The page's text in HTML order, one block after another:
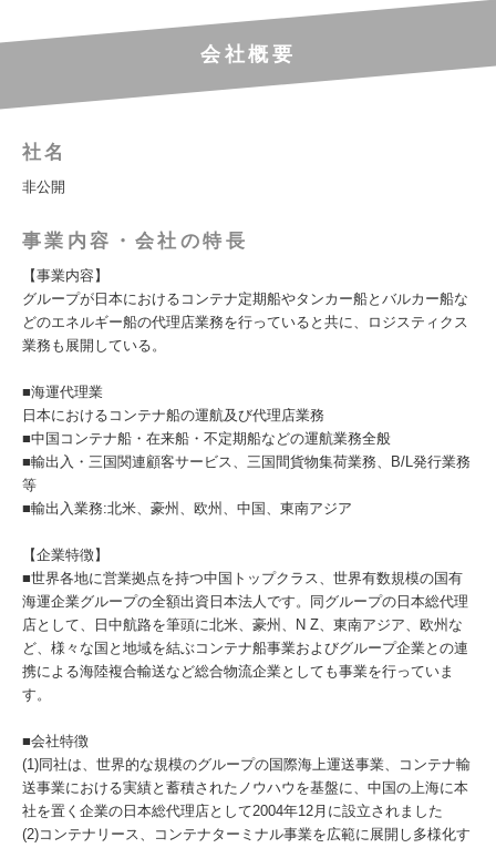
会社概要
社名
非公開
事業内容・会社の特長
【事業内容】
グループが日本におけるコンテナ定期船やタンカー船とバルカー船な
どのエネルギー船の代理店業務を行っていると共に、ロジスティクス
業務も展開している。
■海運代理業
日本におけるコンテナ船の運航及び代理店業務
■中国コンテナ船・在来船・不定期船などの運航業務全般
■輸出入・三国関連顧客サービス、三国間貨物集荷業務、B/L発行業務
等
■輸出入業務:北米、豪州、欧州、中国、東南アジア
【企業特徴】
■世界各地に営業拠点を持つ中国トップクラス、世界有数規模の国有
海運企業グループの全額出資日本法人です。同グループの日本総代理
店として、日中航路を筆頭に北米、豪州、N Z、東南アジア、欧州な
ど、様々な国と地域を結ぶコンテナ船事業およびグループ企業との連
携による海陸複合輸送など総合物流企業としても事業を行っていま
す。
■会社特徴
(1)同社は、世界的な規模のグループの国際海上運送事業、コンテナ輸
送事業における実績と蓄積されたノウハウを基盤に、中国の上海に本
社を置く企業の日本総代理店として2004年12月に設立されました
(2)コンテナリース、コンテナターミナル事業を広範に展開し多様化す